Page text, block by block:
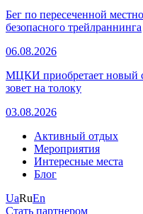
Бег по пересеченной
безопасного трейлраннинга
06.08.2026
МЦКИ приобретает новый
зовет на толоку
03.08.2026
Активный отдых
Мероприятия
Интересные места
Блог
UaRuEn
Стать партнером